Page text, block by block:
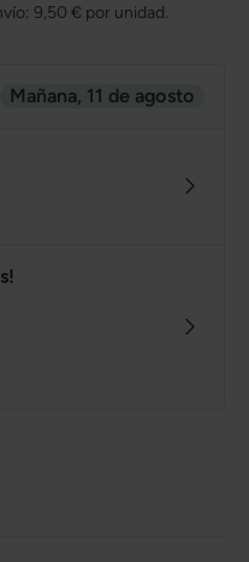
9,50 € por unidad.
Mañana, 11 de agosto